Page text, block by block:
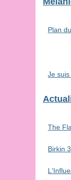
Plan
Je suis
The
Birkin